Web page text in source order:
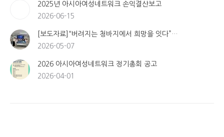
2025년 아시아여성네트워크 손익결산보고
2026-06-15
[보도자료]“버려지는 청바지에서 희망을 잇다”…
2026-05-07
2026 아시아여성네트워크 정기총회 공고
2026-04-01